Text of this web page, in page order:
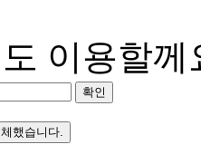
이용할께
확인
했습니다.